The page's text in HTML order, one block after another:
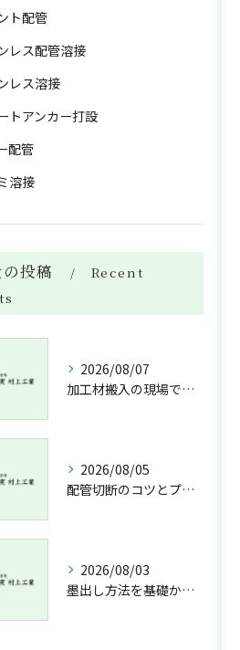
ト配管
レス配管溶接
レス溶接
トアンカー打設
配管
溶接
投稿
Recent
2026/08/07
加工材搬入の現場で押さえておきたい流れと架台設置配管敷設までの実務解説
2026/08/05
配管切断のコツとプロが教える失敗しない工具選び
2026/08/03
墨出し方法を基礎から実践まで一人作業でも正確にこなすコツと墨出し作業の注意点